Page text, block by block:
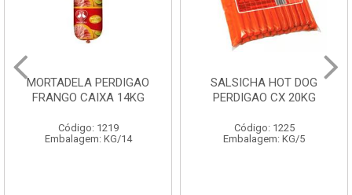
MORTADELA PERDIGAO
FRANGO CAIXA 14KG
Código: 1219
Embalagem: KG/14
SALSICHA HOT DOG
PERDIGAO CX 20KG
Código: 1225
Embalagem: KG/5